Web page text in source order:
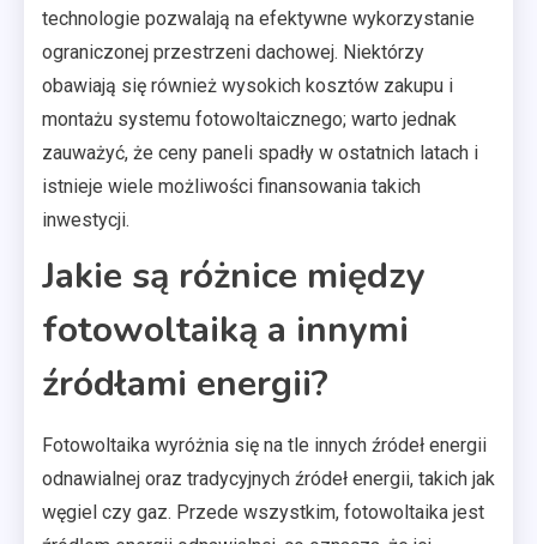
technologie pozwalają na efektywne wykorzystanie
ograniczonej przestrzeni dachowej. Niektórzy
obawiają się również wysokich kosztów zakupu i
montażu systemu fotowoltaicznego; warto jednak
zauważyć, że ceny paneli spadły w ostatnich latach i
istnieje wiele możliwości finansowania takich
inwestycji.
Jakie są różnice między
fotowoltaiką a innymi
źródłami energii?
Fotowoltaika wyróżnia się na tle innych źródeł energii
odnawialnej oraz tradycyjnych źródeł energii, takich jak
węgiel czy gaz. Przede wszystkim, fotowoltaika jest